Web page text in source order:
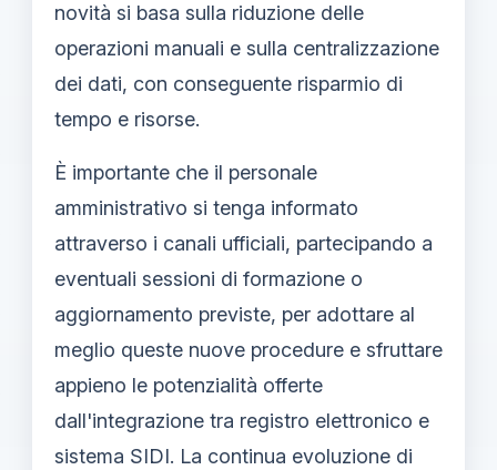
novità si basa sulla riduzione delle
operazioni manuali e sulla centralizzazione
dei dati, con conseguente risparmio di
tempo e risorse.
È importante che il personale
amministrativo si tenga informato
attraverso i canali ufficiali, partecipando a
eventuali sessioni di formazione o
aggiornamento previste, per adottare al
meglio queste nuove procedure e sfruttare
appieno le potenzialità offerte
dall'integrazione tra registro elettronico e
sistema SIDI. La continua evoluzione di